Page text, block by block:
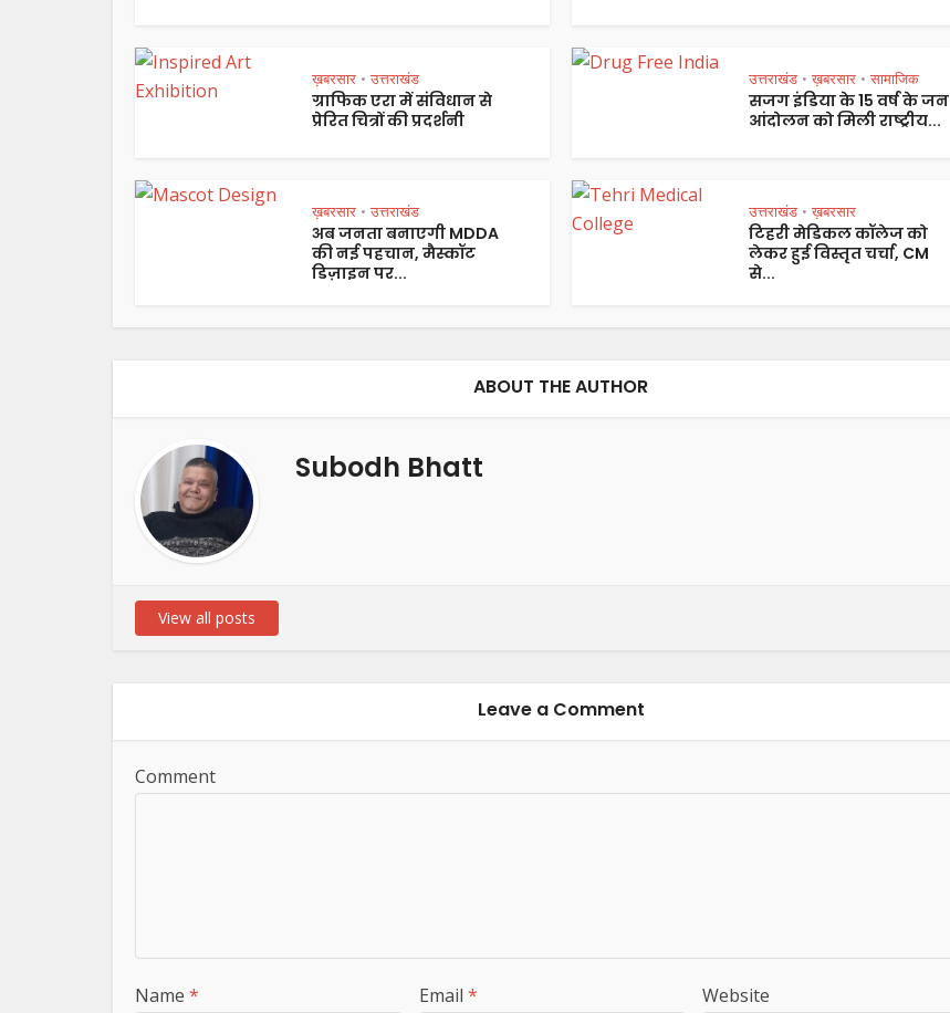
ख़बरसार • उत्तराखंड
ग्राफिक एरा में संविधान से
प्रेरित चित्रों की प्रदर्शनी
उत्तराखंड • ख़बरसार • सामाजिक
सजग इंडिया के 15 वर्ष के जन
आंदोलन को मिली राष्ट्रीय...
ख़बरसार • उत्तराखंड
अब जनता बनाएगी MDDA
की नई पहचान, मैस्कॉट
डिज़ाइन पर...
उत्तराखंड • ख़बरसार
टिहरी मेडिकल कॉलेज को
लेकर हुई विस्तृत चर्चा, CM
से...
ABOUT THE AUTHOR
Subodh Bhatt
View all posts
Leave a Comment
Comment
Name * Email * Website